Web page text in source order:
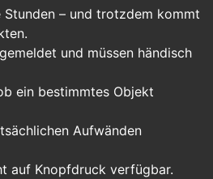
– und trotzdem kommt
und müssen händisch
ein bestimmtes Objekt
Aufwänden
auf Knopfdruck verfügbar.